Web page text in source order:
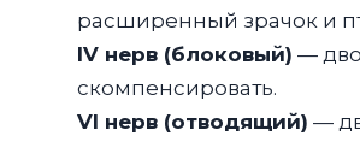
расширенный зрачок и
IV нерв (блоковый) —
скомпенсировать.
VI нерв (отводящий) —